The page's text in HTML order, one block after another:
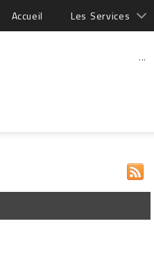
Accueil Les Services
...